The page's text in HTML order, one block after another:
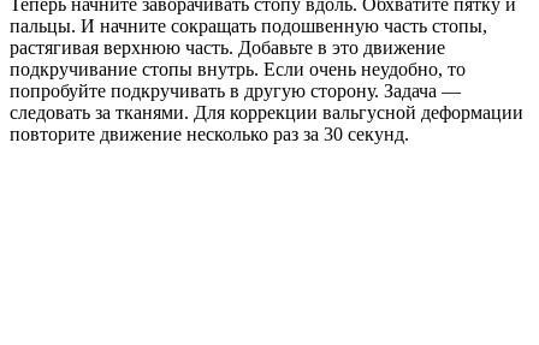
пальцы. И начните сокращать подошвенную часть стопы,
растягивая верхнюю часть. Добавьте в это движение
подкручивание стопы внутрь. Если очень неудобно, то
попробуйте подкручивать в другую сторону. Задача —
следовать за тканями. Для коррекции вальгусной деформации
повторите движение несколько раз за 30 секунд.